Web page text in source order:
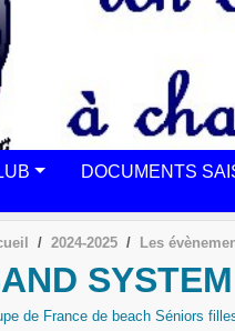
DOCUMENTS
2024-2025 Les
de France de beach Séniors